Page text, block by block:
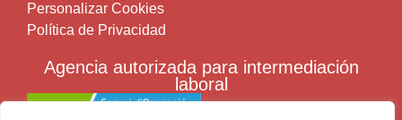
Personalizar Cookies
Política de Privacidad
Agencia autorizada para intermediación
laboral